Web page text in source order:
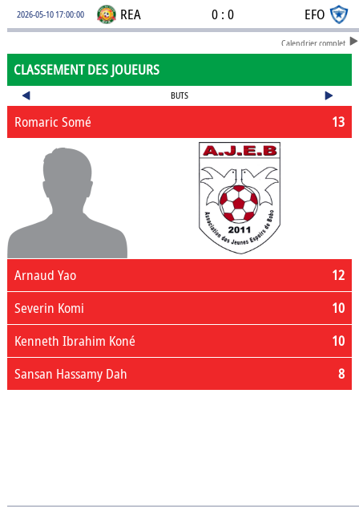
2026-05-10 17:00:00 REA 0 : 0 EFO
Calendrier complet
CLASSEMENT DES JOUEURS
BUTS
13
Romaric Somé
12
Arnaud Yao
10
Severin Komi
10
Kenneth Ibrahim Koné
8
Sansan Hassamy Dah